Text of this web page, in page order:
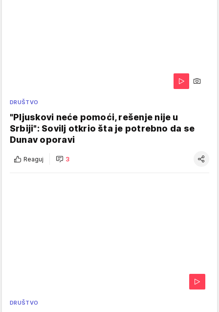
DRUŠTVO
"Pljuskovi neće pomoći, rešenje nije u
Srbiji": Sovilj otkrio šta je potrebno da se
Dunav oporavi
Reaguj 3
DRUŠTVO